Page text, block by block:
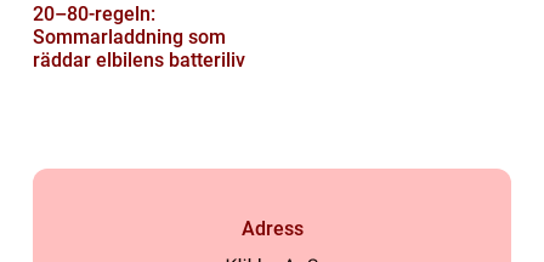
20–80-regeln:
Sommarladdning som
räddar elbilens batteriliv
Adress